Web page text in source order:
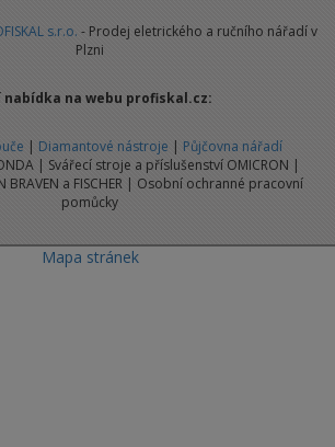
s.r.o. - Prodej eletrického a ručního nářadí v
Plzni
nabídka na webu profiskal.cz:
| Diamantové nástroje | Půjčovna nářadí
| Svářecí stroje a příslušenství OMICRON |
BRAVEN a FISCHER | Osobní ochranné pracovní
pomůcky
Mapa stránek